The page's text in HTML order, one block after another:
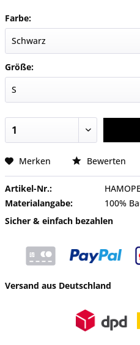
Farbe:
Größe:
Merken Bewerten
Artikel-Nr.:
Materialangabe:
100%
Sicher & einfach bezahlen
Versand aus Deutschland